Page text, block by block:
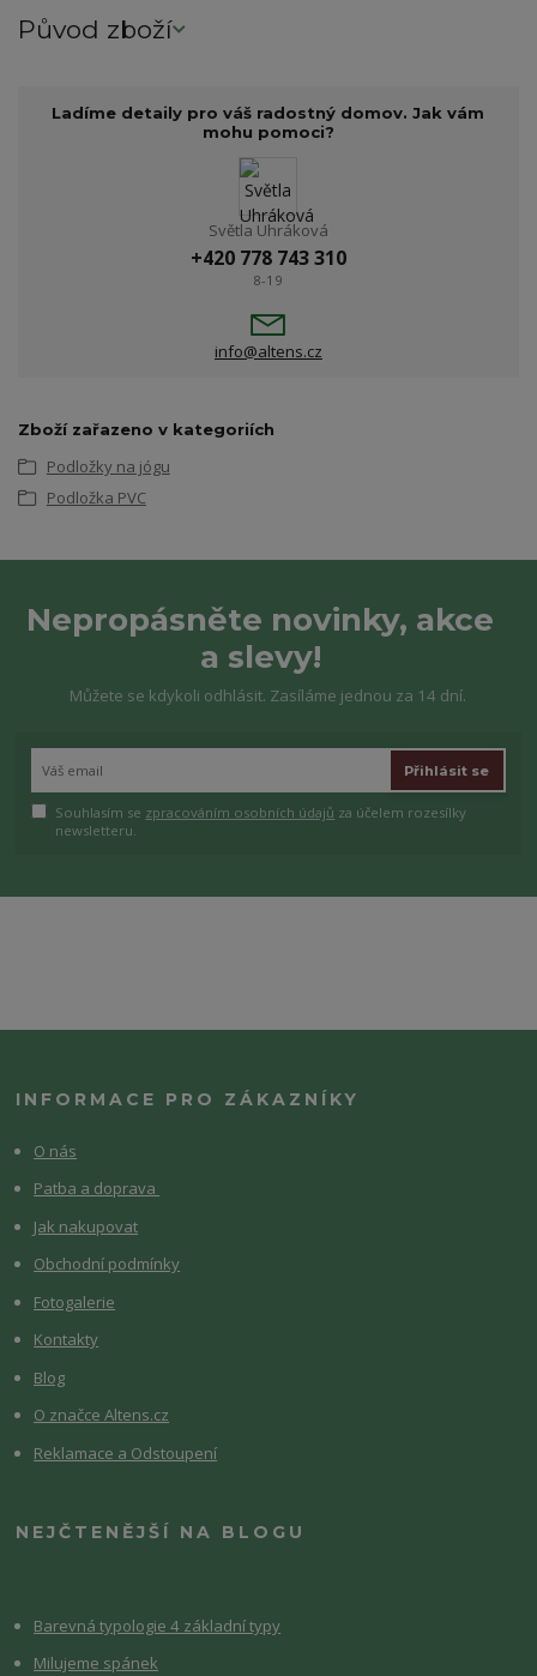
Původ zboží
Ladíme detaily pro váš radostný domov. Jak vám
mohu pomoci?
Světla Uhráková
+420 778 743 310
8-19
info@altens.cz
Zboží zařazeno v kategoriích
Podložky na jógu
Podložka PVC
Nepropásněte novinky, akce
a slevy!
Můžete se kdykoli odhlásit. Zasíláme jednou za 14 dní.
Přihlásit se
Souhlasím se zpracováním osobních údajů za účelem rozesílky
newsletteru.
INFORMACE PRO ZÁKAZNÍKY
O nás
Patba a doprava
Jak nakupovat
Obchodní podmínky
Fotogalerie
Kontakty
Blog
O značce Altens.cz
Reklamace a Odstoupení
NEJČTENĚJŠÍ NA BLOGU
Barevná typologie 4 základní typy
Milujeme spánek